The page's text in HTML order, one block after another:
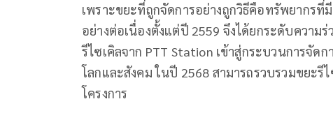
เพราะขยะที่ถูกจัดการอย่างถูกวิธีคือทรัพยากรที่
อย่างต่อเนื่องตั้งแต่ปี 2559 จึงได้ยกระดับความ
รีไซเคิลจาก PTT Station เข้าสู่กระบวนการจัด
โลกและสังคม ในปี 2568 สามารถรวบรวมขยะรี
โครงการ